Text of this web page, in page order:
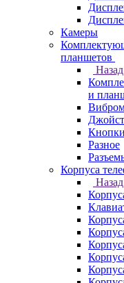
Камеры
планшетов
Назад
и
Разное
Корпуса
Назад